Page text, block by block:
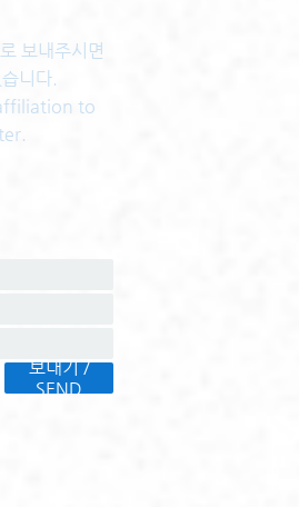
보내주시면
니다.
to
보내기 /
SEND